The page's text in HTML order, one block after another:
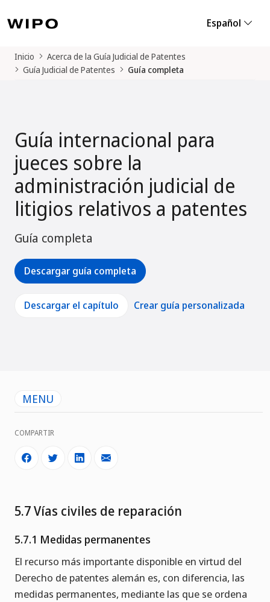
Español
Inicio
Acerca de la Guía Judicial de Patentes
Guía Judicial de Patentes
Guía completa
Guía internacional para
jueces sobre la
administración judicial de
litigios relativos a patentes
Guía completa
Descargar guía completa
Descargar el capítulo Crear guía personalizada
MENU
COMPARTIR
5.7 Vías civiles de reparación
5.7.1 Medidas permanentes
El recurso más importante disponible en virtud del
Derecho de patentes alemán es, con diferencia, las
medidas permanentes, mediante las que se ordena